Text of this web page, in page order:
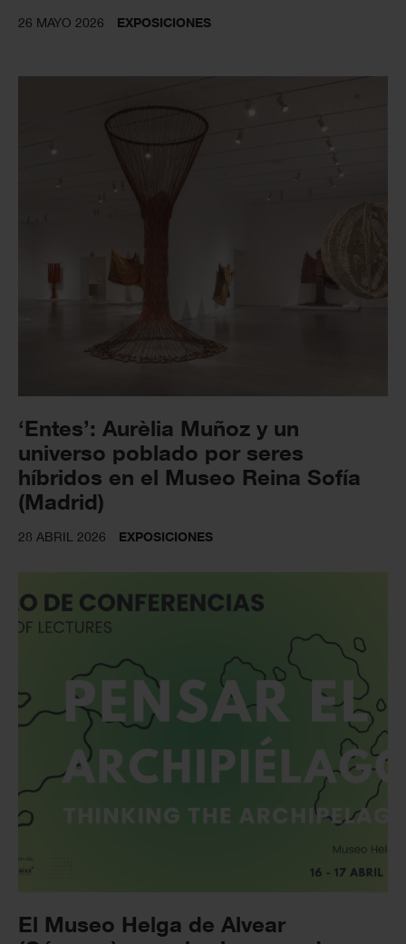
26 MAYO 2026 EXPOSICIONES
‘Entes’: Aurèlia Muñoz y un
universo poblado por seres
híbridos en el Museo Reina Sofía
(Madrid)
28 ABRIL 2026 EXPOSICIONES
El Museo Helga de Alvear